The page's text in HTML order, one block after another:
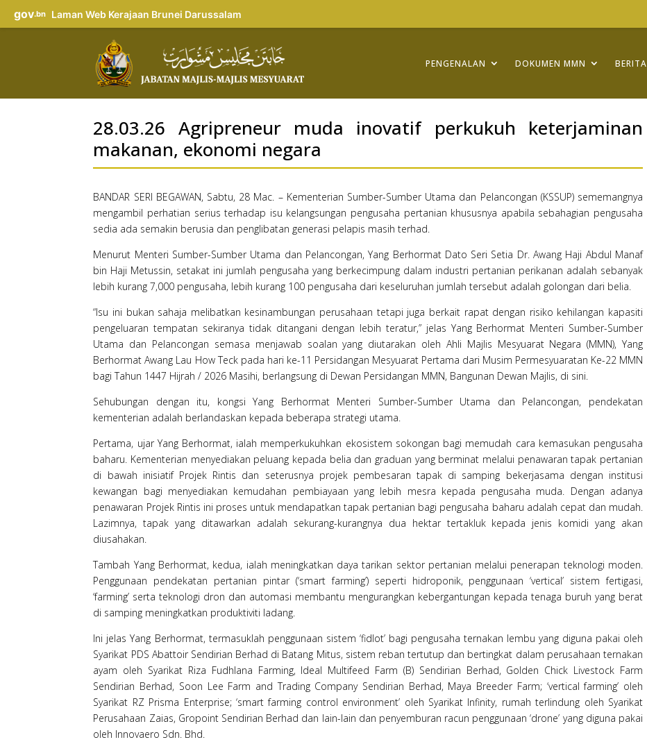
gov.bn Laman Web Kerajaan Brunei Darussalam
PENGENALAN DOKUMEN MMN BERITA
28.03.26 Agripreneur muda inovatif perkukuh keterjaminan
makanan, ekonomi negara
BANDAR SERI BEGAWAN, Sabtu, 28 Mac. – Kementerian Sumber-Sumber Utama dan Pelancongan (KSSUP) sememangnya
mengambil perhatian serius terhadap isu kelangsungan pengusaha pertanian khususnya apabila sebahagian pengusaha
sedia ada semakin berusia dan penglibatan generasi pelapis masih terhad.
Menurut Menteri Sumber-Sumber Utama dan Pelancongan, Yang Berhormat Dato Seri Setia Dr. Awang Haji Abdul Manaf
bin Haji Metussin, setakat ini jumlah pengusaha yang berkecimpung dalam industri pertanian perikanan adalah sebanyak
lebih kurang 7,000 pengusaha, lebih kurang 100 pengusaha dari keseluruhan jumlah tersebut adalah golongan dari belia.
“Isu ini bukan sahaja melibatkan kesinambungan perusahaan tetapi juga berkait rapat dengan risiko kehilangan kapasiti
pengeluaran tempatan sekiranya tidak ditangani dengan lebih teratur,” jelas Yang Berhormat Menteri Sumber-Sumber
Utama dan Pelancongan semasa menjawab soalan yang diutarakan oleh Ahli Majlis Mesyuarat Negara (MMN), Yang
Berhormat Awang Lau How Teck pada hari ke-11 Persidangan Mesyuarat Pertama dari Musim Permesyuaratan Ke-22 MMN
bagi Tahun 1447 Hijrah / 2026 Masihi, berlangsung di Dewan Persidangan MMN, Bangunan Dewan Majlis, di sini.
Sehubungan dengan itu, kongsi Yang Berhormat Menteri Sumber-Sumber Utama dan Pelancongan, pendekatan
kementerian adalah berlandaskan kepada beberapa strategi utama.
Pertama, ujar Yang Berhormat, ialah memperkukuhkan ekosistem sokongan bagi memudah cara kemasukan pengusaha
baharu. Kementerian menyediakan peluang kepada belia dan graduan yang berminat melalui penawaran tapak pertanian
di bawah inisiatif Projek Rintis dan seterusnya projek pembesaran tapak di samping bekerjasama dengan institusi
kewangan bagi menyediakan kemudahan pembiayaan yang lebih mesra kepada pengusaha muda. Dengan adanya
penawaran Projek Rintis ini proses untuk mendapatkan tapak pertanian bagi pengusaha baharu adalah cepat dan mudah.
Lazimnya, tapak yang ditawarkan adalah sekurang-kurangnya dua hektar tertakluk kepada jenis komidi yang akan
diusahakan.
Tambah Yang Berhormat, kedua, ialah meningkatkan daya tarikan sektor pertanian melalui penerapan teknologi moden.
Penggunaan pendekatan pertanian pintar (‘smart farming’) seperti hidroponik, penggunaan ‘vertical’ sistem fertigasi,
‘farming’ serta teknologi dron dan automasi membantu mengurangkan kebergantungan kepada tenaga buruh yang berat
di samping meningkatkan produktiviti ladang.
Ini jelas Yang Berhormat, termasuklah penggunaan sistem ‘fidlot’ bagi pengusaha ternakan lembu yang diguna pakai oleh
Syarikat PDS Abattoir Sendirian Berhad di Batang Mitus, sistem reban tertutup dan bertingkat dalam perusahaan ternakan
ayam oleh Syarikat Riza Fudhlana Farming, Ideal Multifeed Farm (B) Sendirian Berhad, Golden Chick Livestock Farm
Sendirian Berhad, Soon Lee Farm and Trading Company Sendirian Berhad, Maya Breeder Farm; ‘vertical farming’ oleh
Syarikat RZ Prisma Enterprise; ‘smart farming control environment’ oleh Syarikat Infinity, rumah terlindung oleh Syarikat
Perusahaan Zaias, Gropoint Sendirian Berhad dan lain-lain dan penyemburan racun penggunaan ‘drone’ yang diguna pakai
oleh Innovaero Sdn. Bhd.